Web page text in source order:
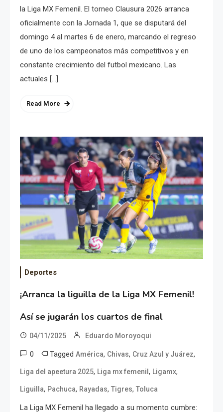
la Liga MX Femenil. El torneo Clausura 2026 arranca
oficialmente con la Jornada 1, que se disputará del
domingo 4 al martes 6 de enero, marcando el regreso
de uno de los campeonatos más competitivos y en
constante crecimiento del futbol mexicano. Las
actuales […]
Read More
Deportes
¡Arranca la liguilla de la Liga MX Femenil!
Así se jugarán los cuartos de final
04/11/2025 Eduardo Moroyoqui
0 Tagged América, Chivas, Cruz Azul y Juárez,
Liga del apeetura 2025, Liga mx femenil , Ligamx,
Liguilla, Pachuca, Rayadas, Tigres, Toluca
La Liga MX Femenil ha llegado a su momento cumbre: